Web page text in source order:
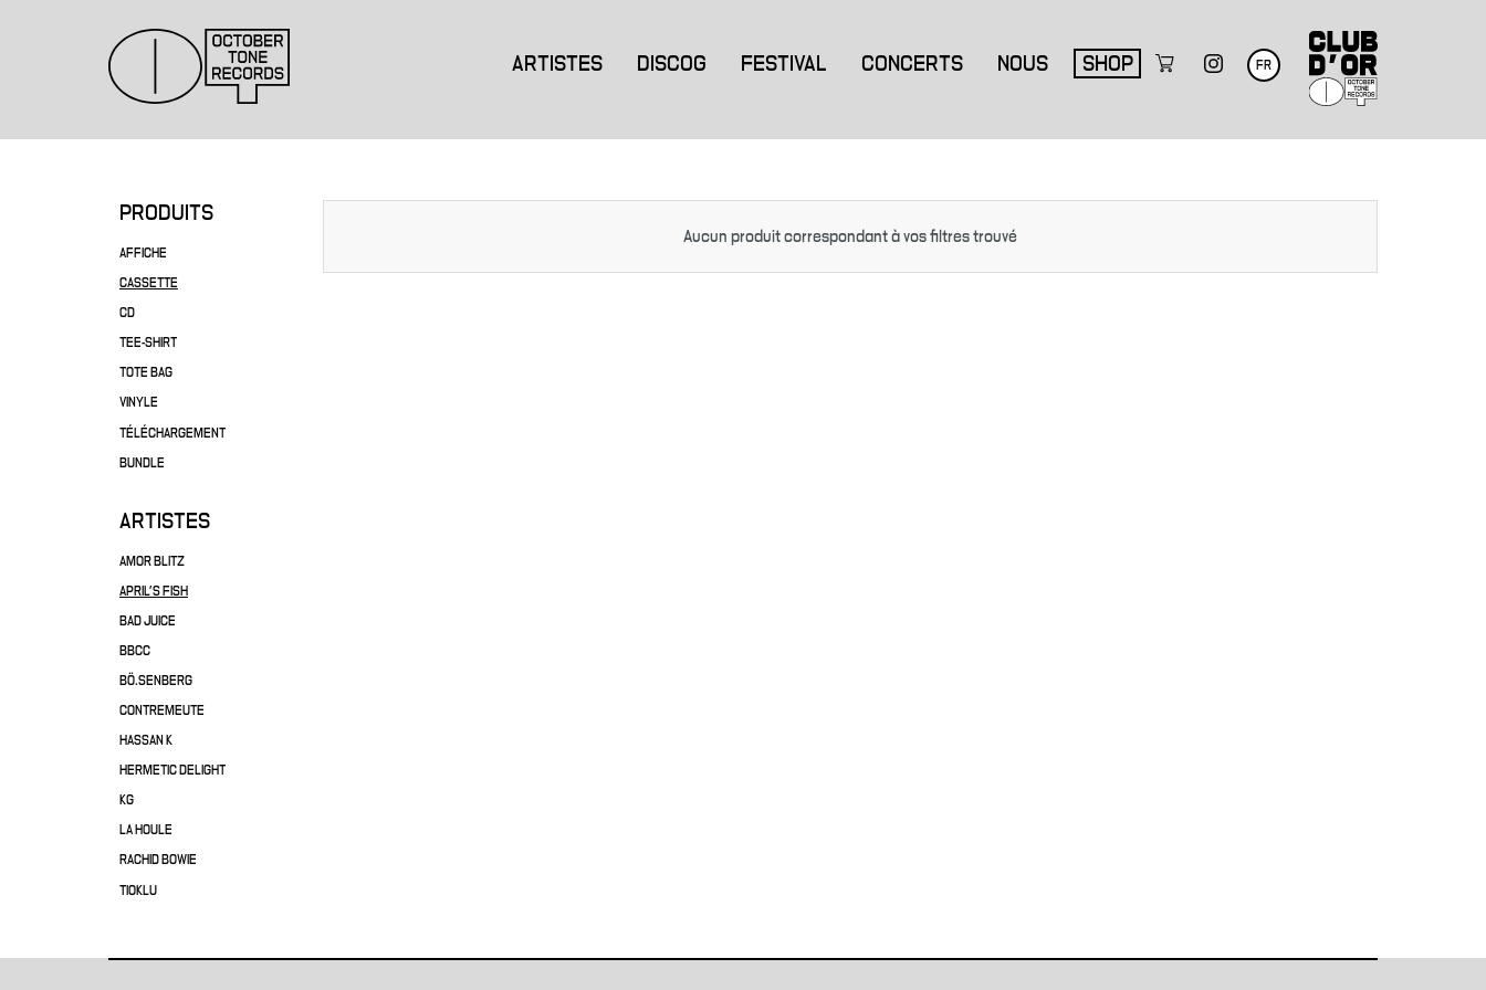
ARTISTES DISCOG FESTIVAL CONCERTS NOUS SHOP FR
PRODUITS
AFFICHE
CASSETTE
CD
TEE-SHIRT
TOTE BAG
VINYLE
TÉLÉCHARGEMENT
BUNDLE
ARTISTES
AMOR BLITZ
APRIL'S FISH
BAD JUICE
BBCC
BÖ.SENBERG
CONTREMEUTE
HASSAN K
HERMETIC DELIGHT
KG
LA HOULE
RACHID BOWIE
TIOKLU
Aucun produit correspondant à vos filtres trouvé